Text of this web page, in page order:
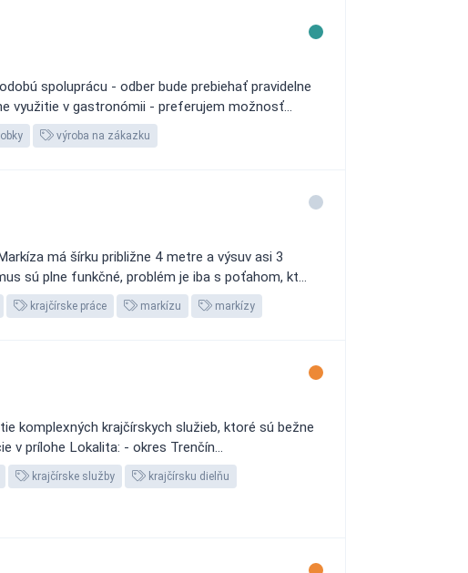
spoluprácu - odber bude prebiehať pravidelne
využitie v gastronómii - preferujem možnosť...
výroba na zákazku
má šírku približne 4 metre a výsuv asi 3
sú plne funkčné, problém je iba s poťahom, kt...
krajčírske práce markízu markízy
komplexných krajčírskych služieb, ktoré sú bežne
v prílohe Lokalita: - okres Trenčín...
krajčírske služby krajčírsku dielňu